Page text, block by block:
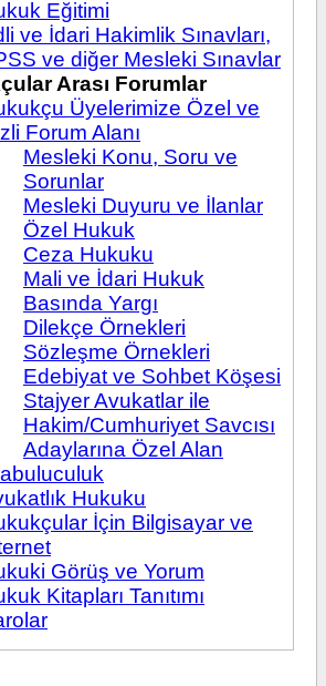
Eğitimi
ve İdari Hakimlik Sınavları,
ve diğer Mesleki Sınavlar
Arası Forumlar
Üyelerimize Özel ve
Forum Alanı
Mesleki Konu, Soru ve
Sorunlar
Mesleki Duyuru ve İlanlar
Özel Hukuk
Ceza Hukuku
Mali ve İdari Hukuk
Basında Yargı
Dilekçe Örnekleri
Sözleşme Örnekleri
Edebiyat ve Sohbet Köşesi
Stajyer Avukatlar ile
Hakim/Cumhuriyet Savcısı
Adaylarına Özel Alan
Hukuku
İçin Bilgisayar ve
Görüş ve Yorum
Kitapları Tanıtımı